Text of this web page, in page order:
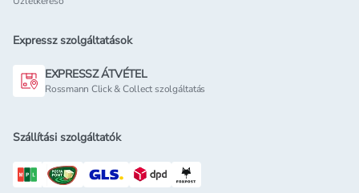
Expressz szolgáltatások
EXPRESSZ ÁTVÉTEL
Rossmann Click & Collect szolgáltatás
Szállítási szolgáltatók